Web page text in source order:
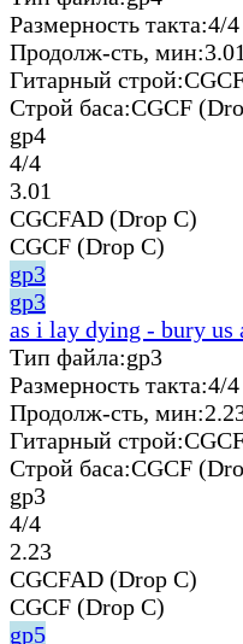
Размерность такта:4/4
Продолж-сть, мин:3.01
Гитарный строй:
Строй баса:CGCF
gp4
4/4
3.01
CGCFAD (Drop C)
CGCF (Drop C)
gp3
gp3
as i lay dying - bury us
Тип файла:gp3
Размерность такта:4/4
Продолж-сть, мин:
Гитарный строй:
Строй баса:CGCF
gp3
4/4
2.23
CGCFAD (Drop C)
CGCF (Drop C)
gp5